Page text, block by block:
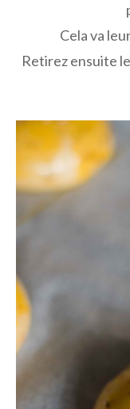
Cela va
Retirez ensuite